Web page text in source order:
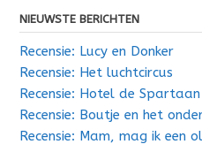
NIEUWSTE BERICHTEN
Recensie: Lucy en Donker
Recensie: Het luchtcircus
Recensie: Hotel de Spartaan
Recensie: Boutje en het
Recensie: Mam, mag ik een